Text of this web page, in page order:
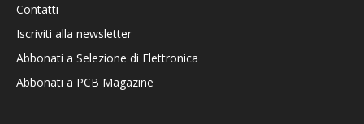
Contatti
Iscriviti alla newsletter
Abbonati a Selezione di Elettronica
Abbonati a PCB Magazine